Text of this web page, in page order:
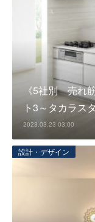
《5社別 売れ
ト3～タカラス
2023.03.23 03:00
設計・デザイン